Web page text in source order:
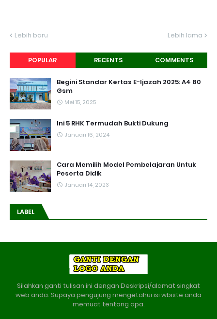
Lebih baru Lebih lama
POPULAR RECENTS COMMENTS
Begini Standar Kertas E-Ijazah 2025: A4 80
Gsm
Mei 15, 2025
Ini 5 RHK Termudah Bukti Dukung
Januari 16, 2024
Cara Memilih Model Pembelajaran Untuk
Peserta Didik
Januari 14, 2023
LABEL
Silahkan ganti tulisan ini dengan Deskripsi/alamat singkat
web anda. Supaya pengujung mengetahui isi wbiste anda
memuat tentang apa.